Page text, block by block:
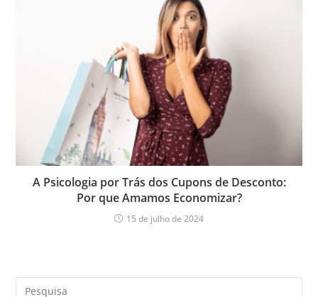
A Psicologia por Trás dos Cupons de Desconto:
Por que Amamos Economizar?
15 de julho de 2024